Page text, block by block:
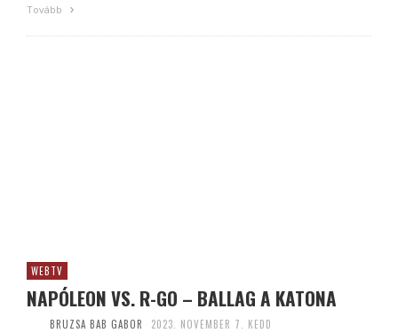
Tovább
WEBTV
NAPÓLEON VS. R-GO – BALLAG A KATONA
BRUZSA BAB GABOR 2023. NOVEMBER 7. KEDD